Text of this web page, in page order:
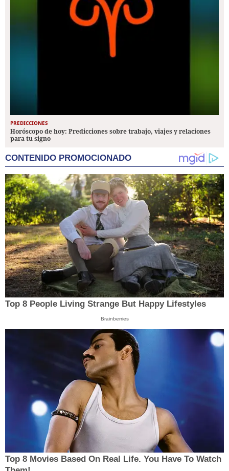
PREDICCIONES
Horóscopo de hoy: Predicciones sobre trabajo, viajes y relaciones
para tu signo
CONTENIDO PROMOCIONADO
Top 8 People Living Strange But Happy Lifestyles
Brainberries
Top 8 Movies Based On Real Life. You Have To Watch